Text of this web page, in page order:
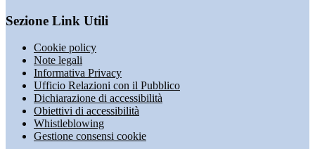
Sezione Link Utili
Cookie policy
Note legali
Informativa Privacy
Ufficio Relazioni con il Pubblico
Dichiarazione di accessibilità
Obiettivi di accessibilità
Whistleblowing
Gestione consensi cookie